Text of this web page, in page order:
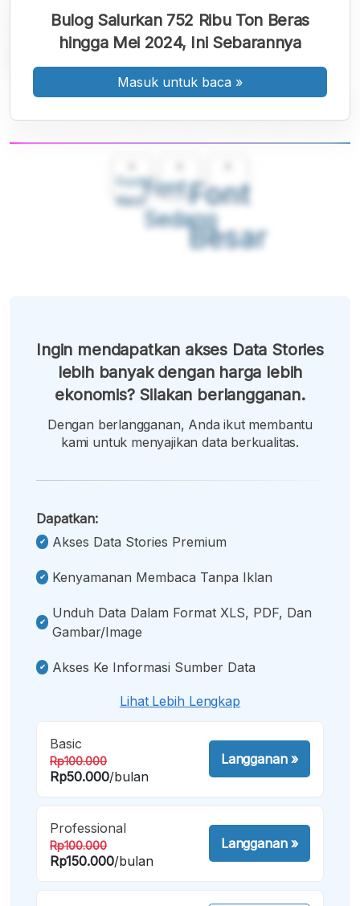
Font
Kecil
Font
Sedang
Font
Besar
Bulog Salurkan 752 Ribu Ton Beras
hingga Mei 2024, Ini Sebarannya
Masuk untuk baca »
Ingin mendapatkan akses Data Stories
lebih banyak dengan harga lebih
ekonomis? Silakan berlangganan.
Dengan berlangganan, Anda ikut membantu
kami untuk menyajikan data berkualitas.
Dapatkan:
Akses Data Stories Premium
Kenyamanan Membaca Tanpa Iklan
Unduh Data Dalam Format XLS, PDF, Dan
Gambar/image
Akses Ke Informasi Sumber Data
Lihat Lebih Lengkap
Basic
Rp100.000
Rp50.000/bulan
Langganan»
Professional
Rp100.000
Rp150.000/bulan
Langganan»